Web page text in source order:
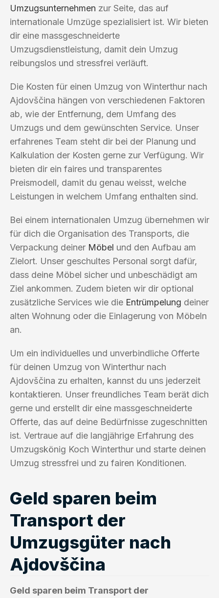
Umzugsunternehmen zur Seite, das auf
internationale Umzüge spezialisiert ist. Wir bieten
dir eine massgeschneiderte
Umzugsdienstleistung, damit dein Umzug
reibungslos und stressfrei verläuft.
Die Kosten für einen Umzug von Winterthur nach
Ajdovščina hängen von verschiedenen Faktoren
ab, wie der Entfernung, dem Umfang des
Umzugs und dem gewünschten Service. Unser
erfahrenes Team steht dir bei der Planung und
Kalkulation der Kosten gerne zur Verfügung. Wir
bieten dir ein faires und transparentes
Preismodell, damit du genau weisst, welche
Leistungen in welchem Umfang enthalten sind.
Bei einem internationalen Umzug übernehmen wir
für dich die Organisation des Transports, die
Verpackung deiner Möbel und den Aufbau am
Zielort. Unser geschultes Personal sorgt dafür,
dass deine Möbel sicher und unbeschädigt am
Ziel ankommen. Zudem bieten wir dir optional
zusätzliche Services wie die Entrümpelung deiner
alten Wohnung oder die Einlagerung von Möbeln
an.
Um ein individuelles und unverbindliche Offerte
für deinen Umzug von Winterthur nach
Ajdovščina zu erhalten, kannst du uns jederzeit
kontaktieren. Unser freundliches Team berät dich
gerne und erstellt dir eine massgeschneiderte
Offerte, das auf deine Bedürfnisse zugeschnitten
ist. Vertraue auf die langjährige Erfahrung des
Umzugskönig Koch Winterthur und starte deinen
Umzug stressfrei und zu fairen Konditionen.
Geld sparen beim
Transport der
Umzugsgüter nach
Ajdovščina
Geld sparen beim Transport der